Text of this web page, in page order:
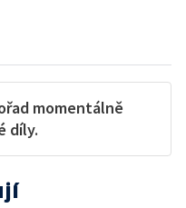
momentálně
díly.